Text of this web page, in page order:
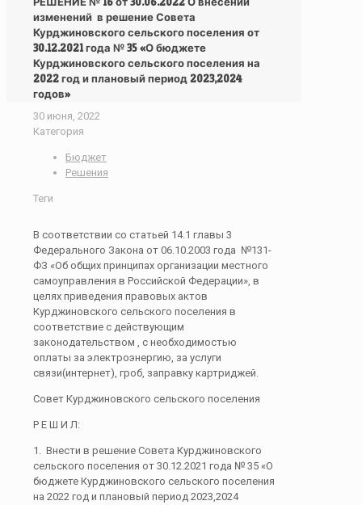
изменений в решение Совета
Курджиновского сельского поселения от
30.12.2021 года № 35 «О бюджете
Курджиновского сельского поселения на
2022 год и плановый период 2023,2024
годов»
30 июня, 2022
Категория
Бюджет
Решения
Теги
В соответствии со статьей 14.1 главы 3
Федерального Закона от 06.10.2003 года №131-
ФЗ «Об общих принципах организации местного
самоуправления в Российской Федерации», в
целях приведения правовых актов
Курджиновского сельского поселения в
соответствие с действующим
законодательством , с необходимостью
оплаты за электроэнергию, за услуги
связи(интернет), гроб, заправку картриджей.
Совет Курджиновского сельского поселения
Р Е Ш И Л:
1. Внести в решение Совета Курджиновского
сельского поселения от 30.12.2021 года № 35 «О
бюджете Курджиновского сельского поселения
на 2022 год и плановый период 2023,2024